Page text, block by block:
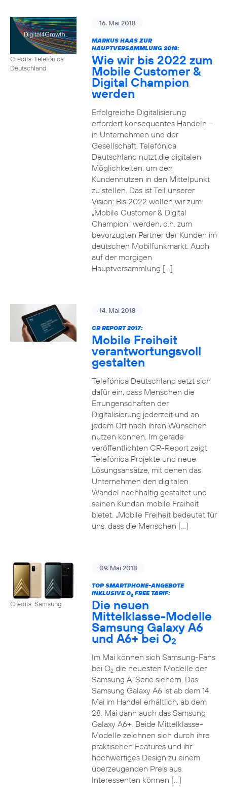
Credits: Telefónica
Deutschland
16. Mai 2018
MARKUS HAAS ZUR
HAUPTVERSAMMLUNG 2018:
Wie wir bis 2022 zum
Mobile Customer &
Digital Champion
werden
Erfolgreiche Digitalisierung
erfordert konsequentes Handeln –
in Unternehmen und der
Gesellschaft. Telefónica
Deutschland nutzt die digitalen
Möglichkeiten, um den
Kundennutzen in den Mittelpunkt
zu stellen. Das ist Teil unserer
Vision: Bis 2022 wollen wir zum
„Mobile Customer & Digital
Champion“ werden, d.h. zum
bevorzugten Partner der Kunden im
deutschen Mobilfunkmarkt. Auch
auf der morgigen
Hauptversammlung […]
14. Mai 2018
CR REPORT 2017:
Mobile Freiheit
verantwortungsvoll
gestalten
Telefónica Deutschland setzt sich
dafür ein, dass Menschen die
Errungenschaften der
Digitalisierung jederzeit und an
jedem Ort nach ihren Wünschen
nutzen können. Im gerade
veröffentlichten CR-Report zeigt
Telefónica Projekte und neue
Lösungsansätze, mit denen das
Unternehmen den digitalen
Wandel nachhaltig gestaltet und
seinen Kunden mobile Freiheit
bietet. „Mobile Freiheit bedeutet für
uns, dass die Menschen […]
Credits: Samsung
09. Mai 2018
TOP SMARTPHONE-ANGEBOTE
INKLUSIVE O2FREE TARIF:
Die neuen
Mittelklasse-Modelle
Samsung Galaxy A6
und A6+ bei O2
Im Mai können sich Samsung-Fans
bei O2die neuesten Modelle der
Samsung A-Serie sichern. Das
Samsung Galaxy A6 ist ab dem 14.
Mai im Handel erhältlich, ab dem
28. Mai dann auch das Samsung
Galaxy A6+. Beide Mittelklasse-
Modelle zeichnen sich durch ihre
praktischen Features und ihr
hochwertiges Design zu einem
überzeugenden Preis aus.
Interessenten können […]